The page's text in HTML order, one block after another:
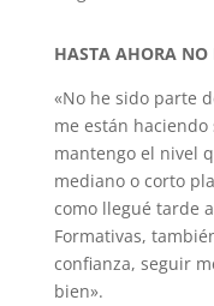
HASTA AHORA
«No he sido parte
me están haciendo
mantengo el nivel
mediano o corto
como llegué tarde
Formativas,
confianza, seguir
bien».